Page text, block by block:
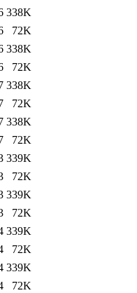
338K
72K
338K
72K
338K
72K
338K
72K
339K
72K
339K
72K
339K
72K
339K
72K